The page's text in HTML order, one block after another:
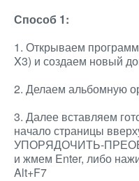
Способ 1:
1. Открываем
X3) и создаем новый
2. Делаем альбомную
3. Далее вставляем
начало страницы
УПОРЯДОЧИТЬ-
и жмем Enter, либо
Alt+F7